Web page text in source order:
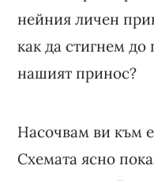
нейния личен
как да стигнем до
нашият принос?
Насочвам ви към
Схемата ясно